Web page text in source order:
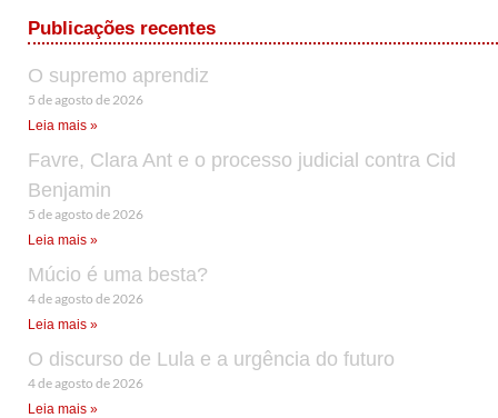
Publicações recentes
O supremo aprendiz
5 de agosto de 2026
Leia mais »
Favre, Clara Ant e o processo judicial contra Cid
Benjamin
5 de agosto de 2026
Leia mais »
Múcio é uma besta?
4 de agosto de 2026
Leia mais »
O discurso de Lula e a urgência do futuro
4 de agosto de 2026
Leia mais »